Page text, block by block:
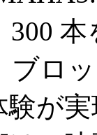
ブロ
験が